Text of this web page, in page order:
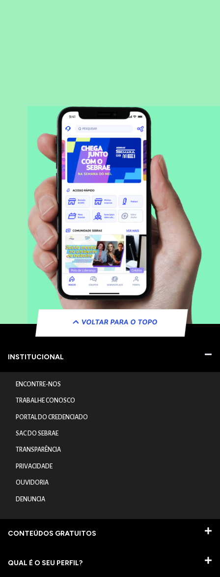
VOLTAR PARA O TOPO
INSTITUCIONAL
ENCONTRE-NOS
TRABALHE CONOSCO
PORTAL DO CREDENCIADO
SAC DO SEBRAE
TRANSPARÊNCIA
PRIVACIDADE
OUVIDORIA
DENUNCIA
CONTEÚDOS GRATUITOS
QUAL É O SEU PERFIL?